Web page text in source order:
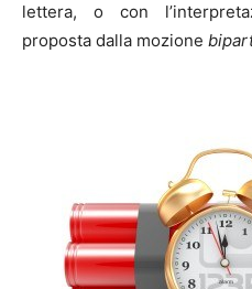
lettera, o con
proposta dalla mozione